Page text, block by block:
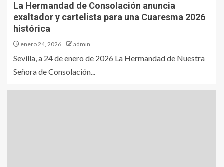
La Hermandad de Consolación anuncia
exaltador y cartelista para una Cuaresma 2026
histórica
enero 24, 2026 admin
Sevilla, a 24 de enero de 2026 La Hermandad de Nuestra
Señora de Consolación...